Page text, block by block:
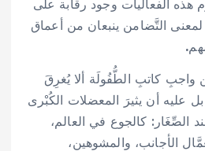
هذه الفعاليات وجود رقابة على
لمعنى التَّضامن ينبعان من أعماق
.
واجبِ كاتبِ الطُّفُولَة ألا يُغرِقَ
عليه أن يثيرَ المعضلات الكُبْرى
الصِّغَار: كالجوع في العالم،
الأجانب، والمشوهين،